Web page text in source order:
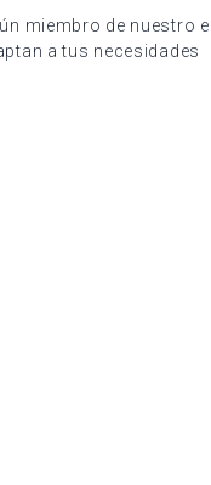
miembro de nuestro
a tus necesidades